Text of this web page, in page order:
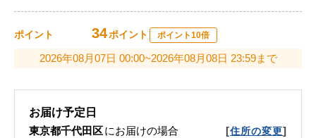
ポイント 34ポイント ポイント10倍
2026年08月07日 00:00~2026年08月08日 23:59まで
お届け予定日
東京都千代田区にお届けの場合 [住所の変更]